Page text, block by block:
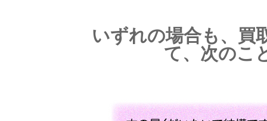
いずれの場合も、買
て、次のこ